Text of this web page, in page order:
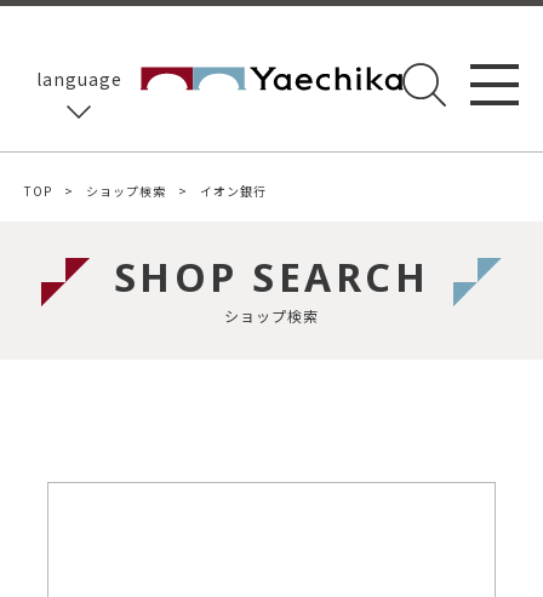
language
TOP ショップ検索 イオン銀行
SHOP SEARCH
ショップ検索